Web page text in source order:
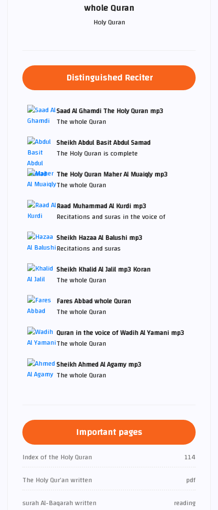
whole Quran
Holy Quran
Distinguished Reciter
Saad Al Ghamdi The Holy Quran mp3
The whole Quran
Sheikh Abdul Basit Abdul Samad
The Holy Quran is complete
The Holy Quran Maher Al Muaiqly mp3
The whole Quran
Raad Muhammad Al Kurdi mp3
Recitations and suras in the voice of
Sheikh Hazaa Al Balushi mp3
Recitations and suras
Sheikh Khalid Al Jalil mp3 Koran
The whole Quran
Fares Abbad whole Quran
The whole Quran
Quran in the voice of Wadih Al Yamani mp3
The whole Quran
Sheikh Ahmed Al Agamy mp3
The whole Quran
Important pages
Index of the Holy Quran
114
The Holy Qur’an written
pdf
surah Al-Baqarah written
reading